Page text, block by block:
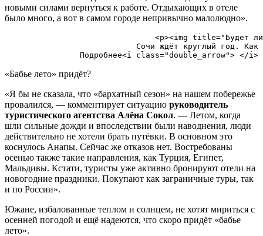
новыми силами вернуться к работе. Отдыхающих в отеле
было много, а вот в самом городе непривычно малолюдно».
<p><img title="Будет
Сочи ждёт круглый год.
«Бабье лето» придёт?
«Я бы не сказала, что «бархатный сезон» на нашем побережье
провалился, — комментирует ситуацию руководитель
туристического агентства Алёна Сокол. — Летом, когда
шли сильные дожди и впоследствии были наводнения, люди
действительно не хотели брать путёвки. В основном это
коснулось Анапы. Сейчас же отказов нет. Востребованы
осенью также такие направления, как Турция, Египет,
Мальдивы. Кстати, туристы уже активно бронируют отели на
новогодние праздники. Покупают как заграничные туры, так
и по России».
Южане, избалованные теплом и солнцем, не хотят мириться с
осенней погодой и ещё надеются, что скоро придёт «бабье
лето».